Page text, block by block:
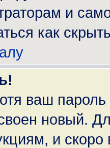
и
как
ваш
новый.
и